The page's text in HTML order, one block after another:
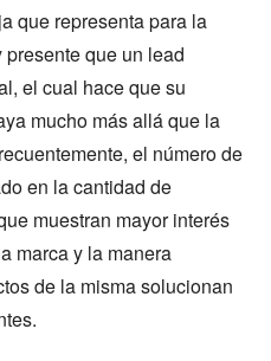
que representa para la
que un lead
el cual hace que su
mucho más allá que la
el número de
en la cantidad de
muestran mayor interés
marca y la manera
de la misma solucionan